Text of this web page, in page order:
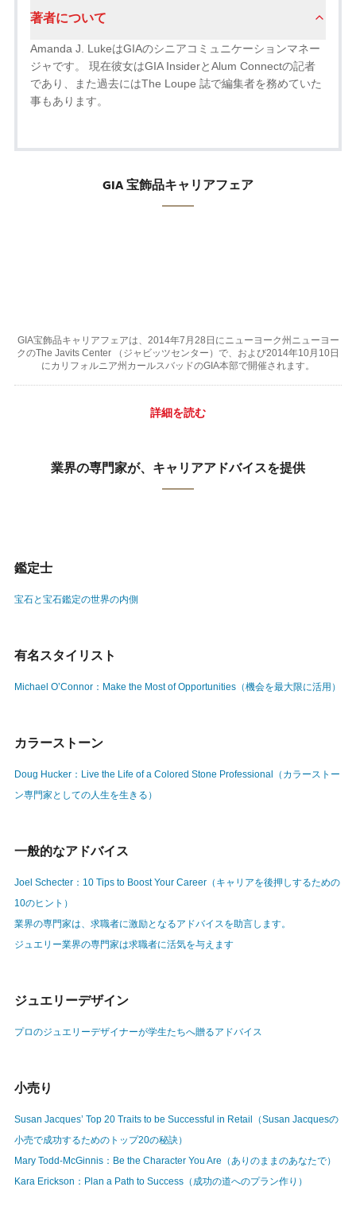
著者について
Amanda J. LukeはGIAのシニアコミュニケーションマネー
ジャです。 現在彼女はGIA InsiderとAlum Connectの記者
であり、また過去にはThe Loupe 誌で編集者を務めていた
事もあります。
GIA 宝飾品キャリアフェア
GIA宝飾品キャリアフェアは、2014年7月28日にニューヨーク州ニューヨー
クのThe Javits Center （ジャビッツセンター）で、および2014年10月10日
にカリフォルニア州カールスバッドのGIA本部で開催されます。
詳細を読む
業界の専門家が、キャリアアドバイスを提供
鑑定士
宝石と宝石鑑定の世界の内側
有名スタイリスト
Michael O’Connor：Make the Most of Opportunities（機会を最大限に活用）
カラーストーン
Doug Hucker：Live the Life of a Colored Stone Professional（カラーストー
ン専門家としての人生を生きる）
一般的なアドバイス
Joel Schecter：10 Tips to Boost Your Career（キャリアを後押しするための
10のヒント）
業界の専門家は、求職者に激励となるアドバイスを助言します。
ジュエリー業界の専門家は求職者に活気を与えます
ジュエリーデザイン
プロのジュエリーデザイナーが学生たちへ贈るアドバイス
小売り
Susan Jacques’ Top 20 Traits to be Successful in Retail（Susan Jacquesの
小売で成功するためのトップ20の秘訣）
Mary Todd-McGinnis：Be the Character You Are（ありのままのあなたで）
Kara Erickson：Plan a Path to Success（成功の道へのプラン作り）